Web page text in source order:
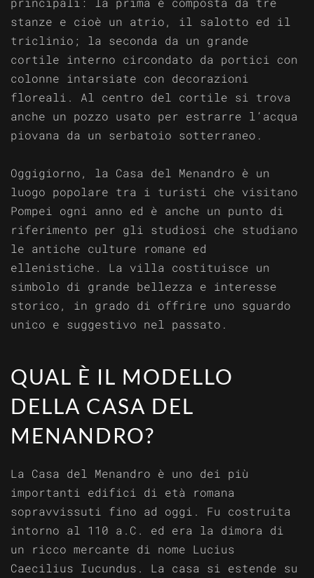
stanze e cioè un atrio, il salotto ed il
triclinio; la seconda da un grande
cortile interno circondato da portici con
colonne intarsiate con decorazioni
floreali. Al centro del cortile si trova
anche un pozzo usato per estrarre l’acqua
piovana da un serbatoio sotterraneo.
Oggigiorno, la Casa del Menandro è un
luogo popolare tra i turisti che visitano
Pompei ogni anno ed è anche un punto di
riferimento per gli studiosi che studiano
le antiche culture romane ed
ellenistiche. La villa costituisce un
simbolo di grande bellezza e interesse
storico, in grado di offrire uno sguardo
unico e suggestivo nel passato.
QUAL È IL MODELLO
DELLA CASA DEL
MENANDRO?
La Casa del Menandro è uno dei più
importanti edifici di età romana
sopravvissuti fino ad oggi. Fu costruita
intorno al 110 a.C. ed era la dimora di
un ricco mercante di nome Lucius
Caecilius Iucundus. La casa si estende su